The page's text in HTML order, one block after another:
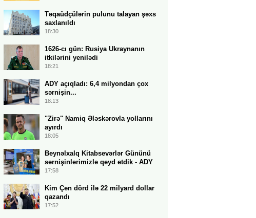
Təqaüdçülərin pulunu talayan şəxs
saxlanıldı
18:30
1626-cı gün: Rusiya Ukraynanın
itkilərini yenilədi
18:21
ADY açıqladı: 6,4 milyondan çox
sərnişin...
18:13
"Zirə" Namiq Ələskərovla yollarını
ayırdı
18:05
Beynəlxalq Kitabsevərlər Gününü
sərnişinlərimizlə qeyd etdik - ADY
17:58
Kim Çen dörd ilə 22 milyard dollar
qazandı
17:52